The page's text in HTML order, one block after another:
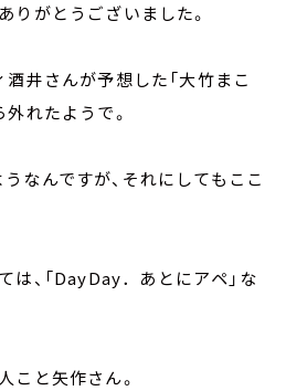
りがとうございました。
酒井さんが予想した「大竹まこ
外れたようで。
なんですが、それにしてもここ
は、「DayDay．あとにアペ」な
こと矢作さん。